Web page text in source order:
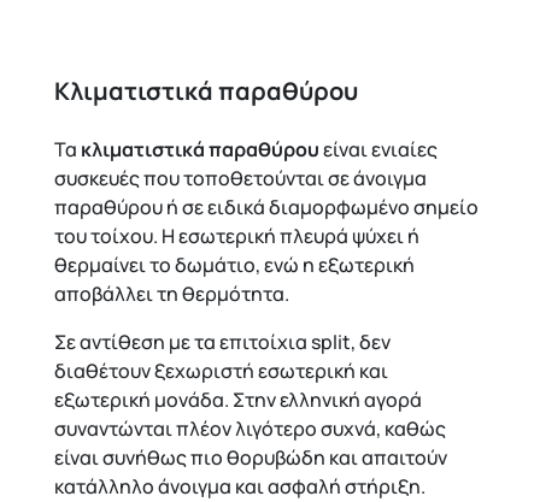
Κλιματιστικά παραθύρου
Τα κλιματιστικά παραθύρουείναι ενιαίες
συσκευές που τοποθετούνται σε άνοιγμα
παραθύρου ή σε ειδικά διαμορφωμένο σημείο
του τοίχου. Η εσωτερική πλευρά ψύχει ή
θερμαίνει το δωμάτιο, ενώ η εξωτερική
αποβάλλει τη θερμότητα.
Σε αντίθεση με τα επιτοίχια split, δεν
διαθέτουν ξεχωριστή εσωτερική και
εξωτερική μονάδα. Στην ελληνική αγορά
συναντώνται πλέον λιγότερο συχνά, καθώς
είναι συνήθως πιο θορυβώδη και απαιτούν
κατάλληλο άνοιγμα και ασφαλή στήριξη.